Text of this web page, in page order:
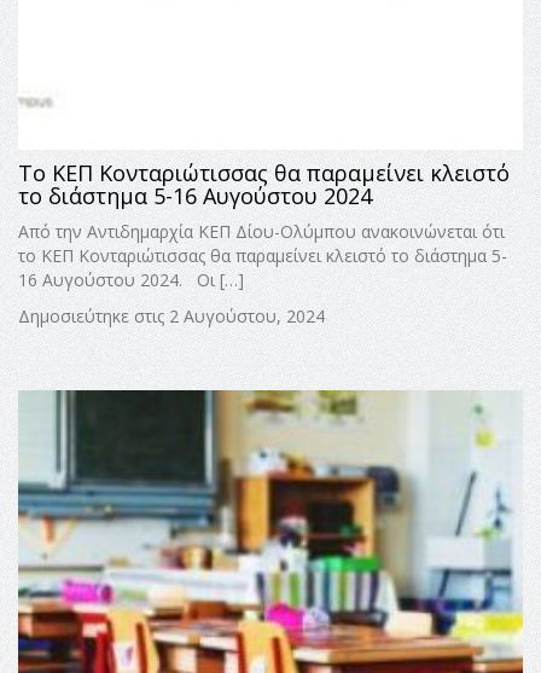
Το ΚΕΠ Κονταριώτισσας θα παραμείνει κλειστό
το διάστημα 5-16 Αυγούστου 2024
Από την Αντιδημαρχία ΚΕΠ Δίου-Ολύμπου ανακοινώνεται ότι
το ΚΕΠ Κονταριώτισσας θα παραμείνει κλειστό το διάστημα 5-
16 Αυγούστου 2024. Οι […]
Δημοσιεύτηκε στις 2 Αυγούστου, 2024